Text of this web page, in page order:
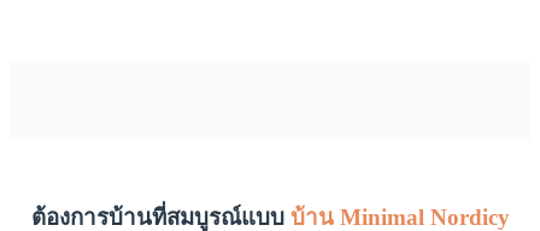
ต้องการบ้านที่สมบูรณ์แบบ บ้าน Minimal Nordicy